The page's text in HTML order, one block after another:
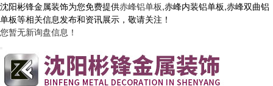
沈阳彬锋金属装饰为您免费提供赤峰铝单板,赤峰内装铝单板,赤峰双曲铝
单板等相关信息发布和资讯展示，敬请关注！
您暂无新询盘信息！